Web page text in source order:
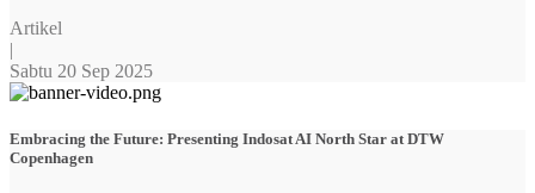
Artikel
|
Sabtu 20 Sep 2025
Embracing the Future: Presenting Indosat AI North Star at DTW
Copenhagen